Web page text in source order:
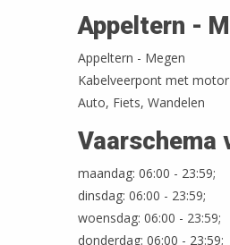
Appeltern -
Appeltern - Megen
Kabelveerpont met motor
Auto, Fiets, Wandelen
Vaarschema
maandag: 06:00 - 23:59;
dinsdag: 06:00 - 23:59;
woensdag: 06:00 - 23:59;
donderdag: 06:00 - 23:59;